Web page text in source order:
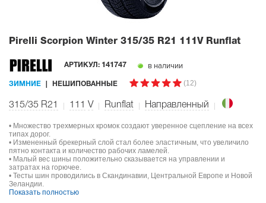
Pirelli Scorpion Winter 315/35 R21 111V Runflat
АРТИКУЛ: 141747 в наличии
ЗИМНИЕ НЕШИПОВАННЫЕ (12)
315/35 R21 111 V Runflat Направленный
• Множество трехмерных кромок создают уверенное сцепление на всех
типах дорог.
• Измененный брекерный слой стал более эластичным, что увеличило
пятно контакта и количество рабочих ламелей.
• Малый вес шины положительно сказывается на управлении и
затратах на горючее.
• Тесты шин проводились в Скандинавии, Центральной Европе и Новой
Зеландии.
Показать полностью